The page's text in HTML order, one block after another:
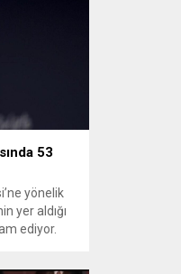
dakika
terörle
53
yönelik
yer aldığı
ediyor.